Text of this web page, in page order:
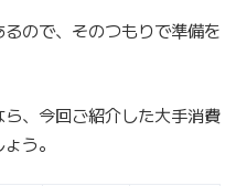
ので、そのつもりで準備を
、今回ご紹介した大手消費
う。